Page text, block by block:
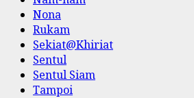
Nona
Rukam
Sekiat@Khiriat
Sentul
Sentul Siam
Tampoi